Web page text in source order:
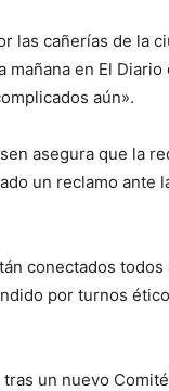
las cañerías de la
en El Diario
aún».
asegura que la
un reclamo ante
conectados
por turnos
un nuevo